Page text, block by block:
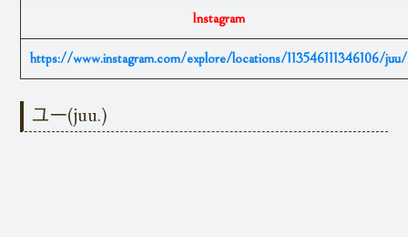
Instagram
https://www.instagram.com/explore/locations/113546111346106/juu/
ユー(juu.)